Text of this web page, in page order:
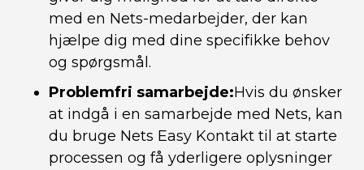
med en Nets-medarbejder, der kan
hjælpe dig med dine specifikke behov
og spørgsmål.
Problemfri samarbejde:Hvis du ønsker
at indgå i en samarbejde med Nets, kan
du bruge Nets Easy Kontakt til at starte
processen og få yderligere oplysninger